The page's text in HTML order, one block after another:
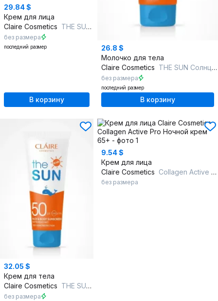
29.84 $
Крем для лица
Claire Cosmetics THE SUN Солнцезащитный крем для лица и тела
без размера
последний размер
В корзину
26.8 $
Молочко для тела
Claire Cosmetics THE SUN Солнцезащитное увлажняющее молочко для лица и тела
без размера
последний размер
В корзину
32.05 $
Крем для тела
Claire Cosmetics THE SUN Солнцезащитный крем ДЛЯ ДЕТЕЙ
без размера
9.54 $
Крем для лица
Claire Cosmetics Collagen Active Pro Ночной крем 65+
без размера